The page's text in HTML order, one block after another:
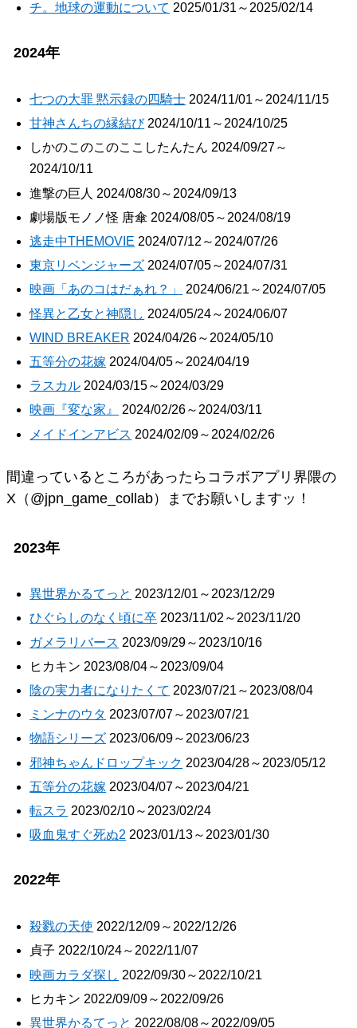
チ。地球の運動について 2025/01/31～2025/02/14
2024年
七つの大罪 黙示録の四騎士 2024/11/01～2024/11/15
甘神さんちの縁結び2024/10/11～2024/10/25
しかのこのこのここしたんたん 2024/09/27～
2024/10/11
進撃の巨人 2024/08/30～2024/09/13
劇場版モノノ怪 唐傘 2024/08/05～2024/08/19
逃走中THEMOVIE 2024/07/12～2024/07/26
東京リベンジャーズ 2024/07/05～2024/07/31
映画「あのコはだぁれ？」
2024/06/21～2024/07/05
怪異と乙女と神隠し 2024/05/24～2024/06/07
WIND BREAKER 2024/04/26～2024/05/10
五等分の花嫁 2024/04/05～2024/04/19
ラスカル 2024/03/15～2024/03/29
映画『変な家』
2024/02/26～2024/03/11
メイドインアビス 2024/02/09～2024/02/26
間違っているところがあったらコラボアプリ界隈の
X（@jpn_game_collab）までお願いしますッ！
2023年
異世界かるてっと 2023/12/01～2023/12/29
ひぐらしのなく頃に卒 2023/11/02～2023/11/20
ガメラリバース 2023/09/29～2023/10/16
ヒカキン 2023/08/04～2023/09/04
陰の実力者になりたくて 2023/07/21～2023/08/04
ミンナのウタ 2023/07/07～2023/07/21
物語シリーズ 2023/06/09～2023/06/23
邪神ちゃんドロップキック 2023/04/28～2023/05/12
五等分の花嫁 2023/04/07～2023/04/21
転スラ 2023/02/10～2023/02/24
吸血鬼すぐ死ぬ2 2023/01/13～2023/01/30
2022年
殺戮の天使 2022/12/09～2022/12/26
貞子 2022/10/24～2022/11/07
映画カラダ探し 2022/09/30～2022/10/21
ヒカキン 2022/09/09～2022/09/26
異世界かるてっと 2022/08/08～2022/09/05